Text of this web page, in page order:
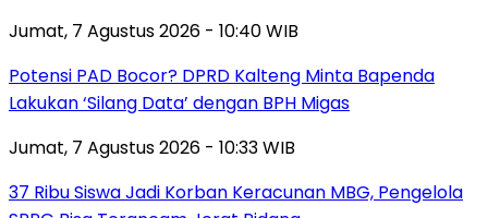
Jumat, 7 Agustus 2026 - 10:40 WIB
Potensi PAD Bocor? DPRD Kalteng Minta Bapenda
Lakukan ‘Silang Data’ dengan BPH Migas
Jumat, 7 Agustus 2026 - 10:33 WIB
37 Ribu Siswa Jadi Korban Keracunan MBG, Pengelola